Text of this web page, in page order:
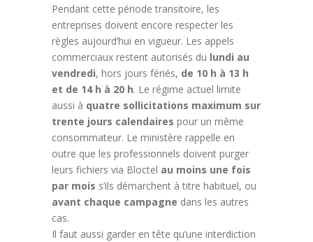
Pendant cette période transitoire, les
entreprises doivent encore respecter les
règles aujourd’hui en vigueur. Les appels
commerciaux restent autorisés du lundi au
vendredi, hors jours fériés, de 10 h à 13 h
et de 14 h à 20 h. Le régime actuel limite
aussi à quatre sollicitations maximum sur
trente jours calendaires pour un même
consommateur. Le ministère rappelle en
outre que les professionnels doivent purger
leurs fichiers via Bloctel au moins une fois
par mois s’ils démarchent à titre habituel, ou
avant chaque campagne dans les autres
cas.
Il faut aussi garder en tête qu’une interdiction